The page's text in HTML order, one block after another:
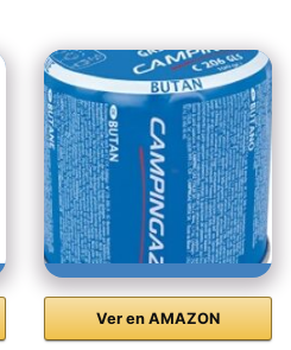
Ver en AMAZON